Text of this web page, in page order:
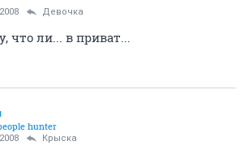
Девочка
что ли... в приват...
hunter
Крыска